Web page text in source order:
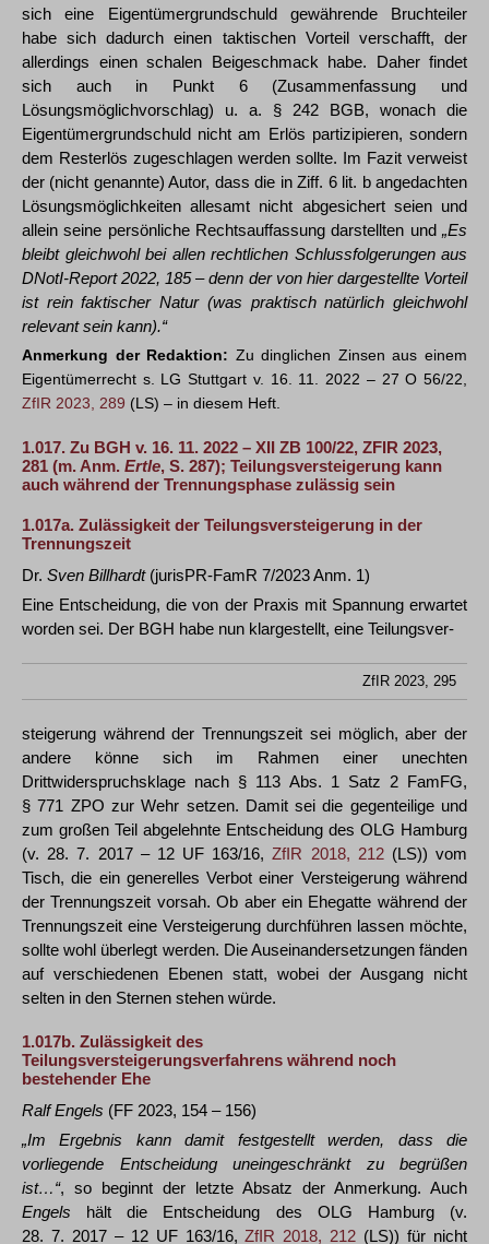
sich eine Eigentümergrundschuld gewährende Bruchteiler
habe sich dadurch einen taktischen Vorteil verschafft, der
allerdings einen schalen Beigeschmack habe. Daher findet
sich auch in Punkt 6 (Zusammenfassung und
Lösungsmöglichvorschlag) u. a. § 242 BGB, wonach die
Eigentümergrundschuld nicht am Erlös partizipieren, sondern
dem Resterlös zugeschlagen werden sollte. Im Fazit verweist
der (nicht genannte) Autor, dass die in Ziff. 6 lit. b angedachten
Lösungsmöglichkeiten allesamt nicht abgesichert seien und
allein seine persönliche Rechtsauffassung darstellten und „Es
bleibt gleichwohl bei allen rechtlichen Schlussfolgerungen aus
DNotI-Report 2022, 185 – denn der von hier dargestellte Vorteil
ist rein faktischer Natur (was praktisch natürlich gleichwohl
relevant sein kann).“
Anmerkung der Redaktion: Zu dinglichen Zinsen aus einem
Eigentümerrecht s. LG Stuttgart v. 16. 11. 2022 – 27 O 56/22,
ZfIR 2023, 289 (LS) – in diesem Heft.
1.017. Zu BGH v. 16. 11. 2022 – XII ZB 100/22, ZFIR 2023,
281 (m. Anm. Ertle, S. 287); Teilungsversteigerung kann
auch während der Trennungsphase zulässig sein
1.017a. Zulässigkeit der Teilungsversteigerung in der
Trennungszeit
Dr. Sven Billhardt(jurisPR-FamR 7/2023 Anm. 1)
Eine Entscheidung, die von der Praxis mit Spannung erwartet
worden sei. Der BGH habe nun klargestellt, eine Teilungsver-
ZfIR 2023, 295
steigerung während der Trennungszeit sei möglich, aber der
andere könne sich im Rahmen einer unechten
Drittwiderspruchsklage nach § 113 Abs. 1 Satz 2 FamFG,
§ 771 ZPO zur Wehr setzen. Damit sei die gegenteilige und
zum großen Teil abgelehnte Entscheidung des OLG Hamburg
(v. 28. 7. 2017 – 12 UF 163/16,ZfIR 2018, 212(LS)) vom
Tisch, die ein generelles Verbot einer Versteigerung während
der Trennungszeit vorsah. Ob aber ein Ehegatte während der
Trennungszeit eine Versteigerung durchführen lassen möchte,
sollte wohl überlegt werden. Die Auseinandersetzungen fänden
auf verschiedenen Ebenen statt, wobei der Ausgang nicht
selten in den Sternen stehen würde.
1.017b. Zulässigkeit des
Teilungsversteigerungsverfahrens während noch
bestehender Ehe
Ralf Engels (FF 2023, 154 – 156)
„Im Ergebnis kann damit festgestellt werden, dass die
vorliegende Entscheidung uneingeschränkt zu begrüßen
ist…“, so beginnt der letzte Absatz der Anmerkung. Auch
Engels hält die Entscheidung des OLG Hamburg (v.
28. 7. 2017 – 12 UF 163/16,ZfIR 2018, 212 (LS)) für nicht